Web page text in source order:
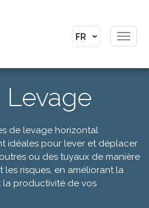
Levage
de levage horizontal
idéales pour lever et déplacer
ou des tuyaux de manière
les risques, en améliorant la
la productivité de vos